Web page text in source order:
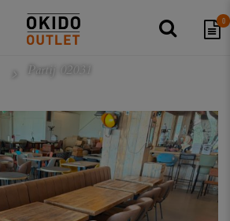
0
Partij 02031